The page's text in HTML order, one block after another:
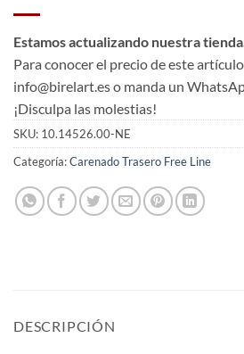
Estamos actualizando nuestra
Para conocer el precio de este
info@birelart.es o manda un
¡Disculpa las molestias!
SKU: 10.14526.00-NE
Categoría:Carenado Trasero Free Line
DESCRIPCIÓN